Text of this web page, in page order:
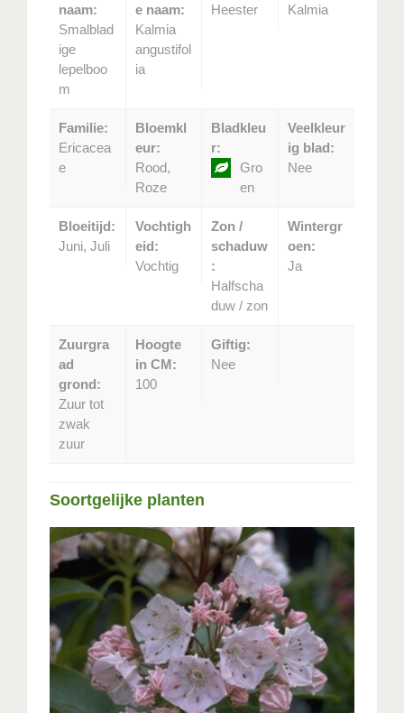
naam:
Smalblad
ige
lepelboo
m
e naam:
Kalmia
angustifol
ia
Heester
Kalmia
Familie:
Ericacea
e
Bloemkl
eur:
Rood,
Roze
Bladkleu
r:
Gro
en
Veelkleur
ig blad:
Nee
Bloeitijd:
Juni, Juli
Vochtigh
eid:
Vochtig
Zon /
schaduw
:
Halfscha
duw / zon
Wintergr
oen:
Ja
Zuurgra
ad
grond:
Zuur tot
zwak
zuur
Hoogte
in CM:
100
Giftig:
Nee
Soortgelijke planten